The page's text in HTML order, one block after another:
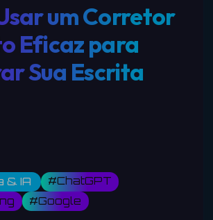
um Corretor
Eficaz para
Sua Escrita
& IA
#ChatGPT
#Google